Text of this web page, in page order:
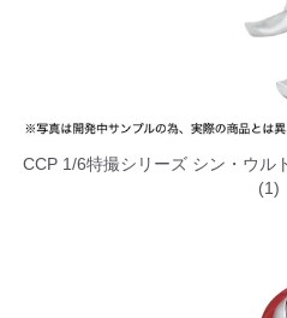
CCP 1/6特撮シリーズ シン・ウル
(1)